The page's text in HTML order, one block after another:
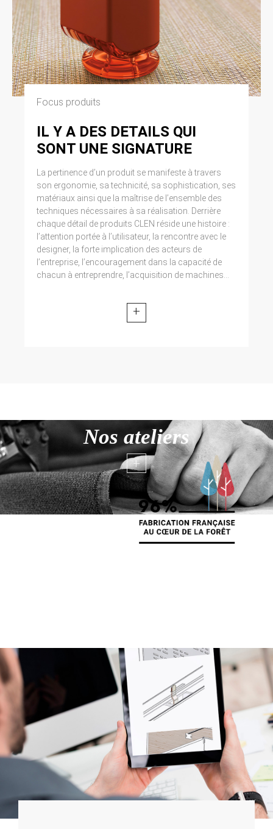
Focus produits
IL Y A DES DETAILS QUI
SONT UNE SIGNATURE
La pertinence d’un produit se manifeste à travers
son ergonomie, sa technicité, sa sophistication, ses
matériaux ainsi que la maîtrise de l’ensemble des
techniques nécessaires à sa réalisation. Derrière
chaque détail de produits CLEN réside une histoire :
l’attention portée à l’utilisateur, la rencontre avec le
designer, la forte implication des acteurs de
l’entreprise, l’encouragement dans la capacité de
chacun à entreprendre, l’acquisition de machines...
+
Nos ateliers
+